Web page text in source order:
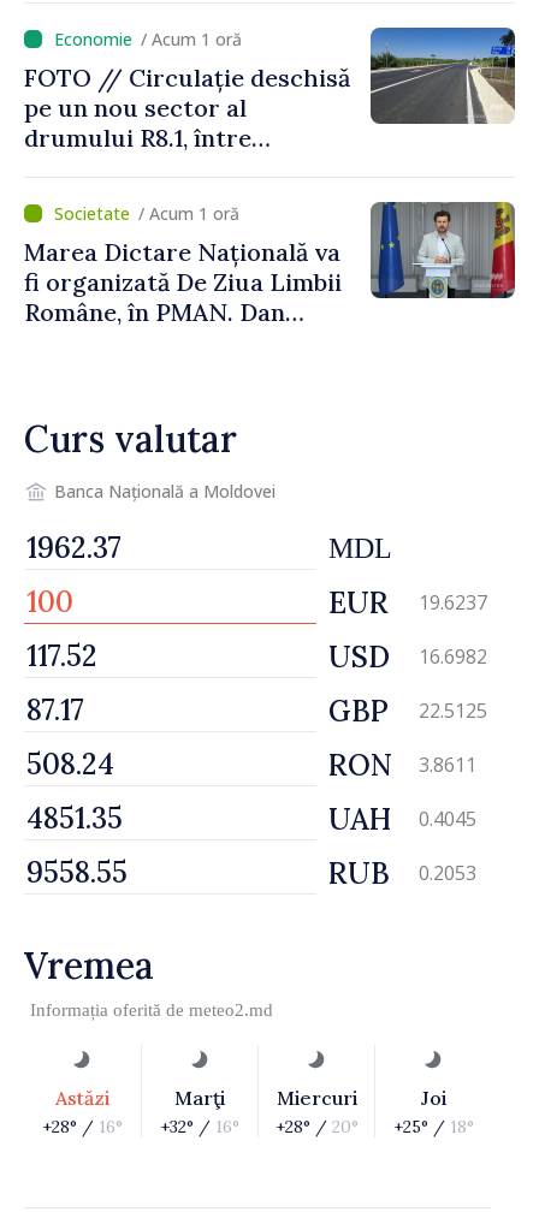
/ Acum 1 oră
FOTO // Circulație deschisă
pe un nou sector al
drumului R8.1, între
Bolea: „Drumuri bune
înseamnă deplasări sigure
ale agenților economici și
cetățenilor”
/ Acum 1 oră
Marea Dictare Națională va
fi organizată De Ziua Limbii
Române, în PMAN. Dan
Curs valutar
Banca Națională a Moldovei
MDL
EUR 19.6237
USD 16.6982
GBP 22.5125
RON 3.8611
UAH 0.4045
RUB 0.2053
Vremea
Informația oferită de meteo2.md
Astăzi
+28° / 16°
Marţi
+32° / 16°
Miercuri
+28° / 20°
Joi
+25° / 18°